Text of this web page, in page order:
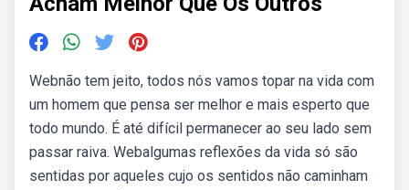
Webnão tem jeito, todos nós vamos topar na vida com
um homem que pensa ser melhor e mais esperto que
todo mundo. É até difícil permanecer ao seu lado sem
passar raiva. Webalgumas reflexões da vida só são
sentidas por aqueles cujo os sentidos não caminham